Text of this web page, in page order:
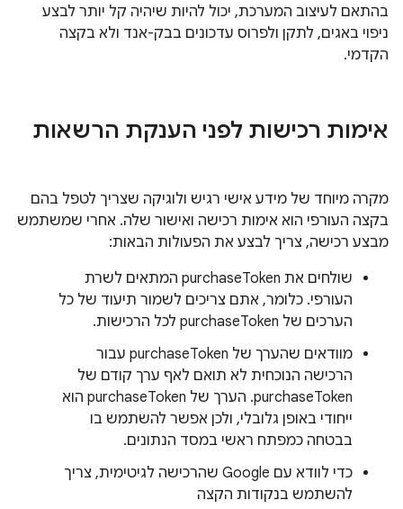
בהתאם לעיצוב המערכת, יכול להיות שיהיה קל יותר לבצע
ניפוי באגים, לתקן ולפרוס עדכונים בבק-אנד ולא בקצה
הקדמי.
אימות רכישות לפני הענקת הרשאות
מקרה מיוחד של מידע אישי רגיש ולוגיקה שצריך לטפל בהם
בקצה העורפי הוא אימות רכישה ואישור שלה. אחרי שמשתמש
מבצע רכישה, צריך לבצע את הפעולות הבאות:
שולחים את purchaseToken המתאים לשרת
העורפי. כלומר, אתם צריכים לשמור תיעוד של כל
הערכים של purchaseToken לכל הרכישות.
מוודאים שהערך של purchaseToken עבור
הרכישה הנוכחית לא תואם לאף ערך קודם של
purchaseToken. הערך של purchaseToken הוא
ייחודי באופן גלובלי, ולכן אפשר להשתמש בו
בבטחה כמפתח ראשי במסד הנתונים.
כדי לוודא עם Google שהרכישה לגיטימית, צריך
להשתמש בנקודות הקצה